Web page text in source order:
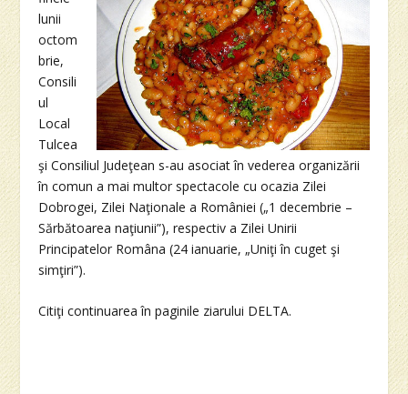
lunii
octom
brie,
Consili
ul
Local
Tulcea
şi Consiliul Judeţean s-au asociat în vederea organizării
în comun a mai multor spectacole cu ocazia Zilei
Dobrogei, Zilei Naţionale a României („1 decembrie –
Sărbătoarea naţiunii”), respectiv a Zilei Unirii
Principatelor Româna (24 ianuarie, „Uniţi în cuget şi
simţiri”).
Citiţi continuarea în paginile ziarului DELTA.